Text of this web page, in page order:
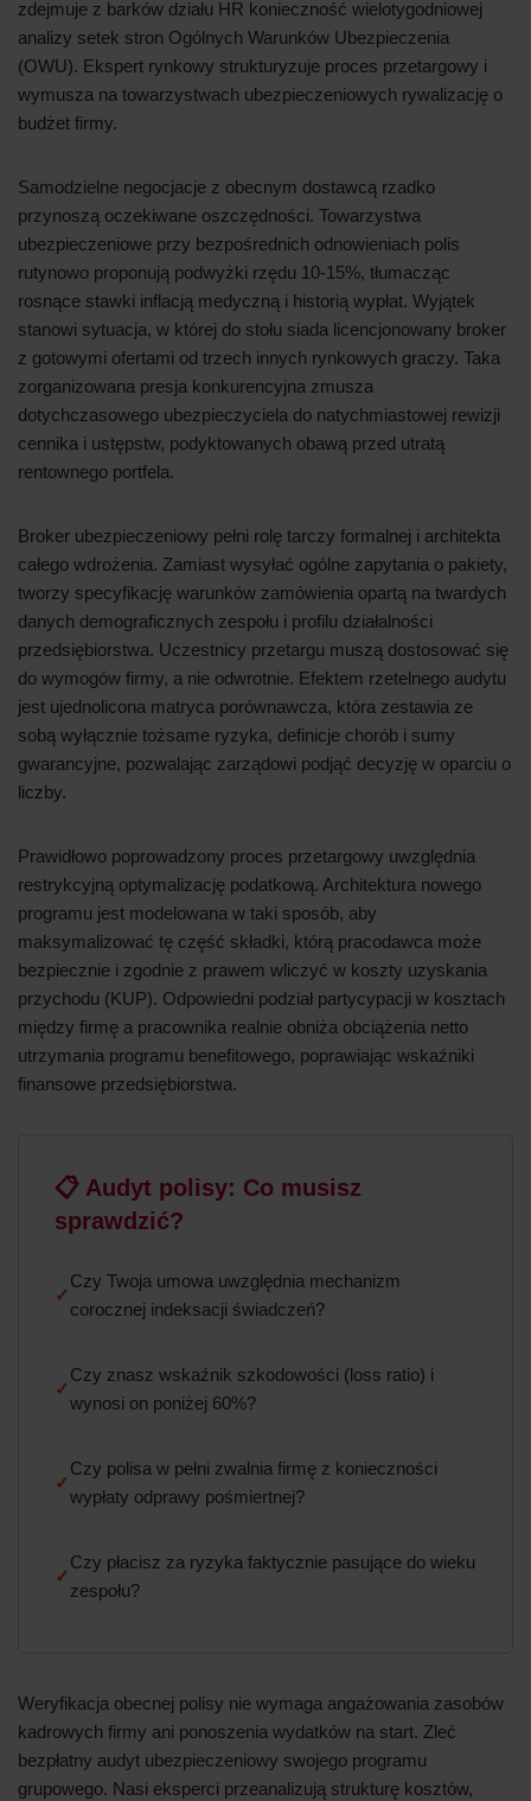
zdejmuje z barków działu HR konieczność wielotygodniowej
analizy setek stron Ogólnych Warunków Ubezpieczenia
(OWU). Ekspert rynkowy strukturyzuje proces przetargowy i
wymusza na towarzystwach ubezpieczeniowych rywalizację o
budżet firmy.
Samodzielne negocjacje z obecnym dostawcą rzadko
przynoszą oczekiwane oszczędności. Towarzystwa
ubezpieczeniowe przy bezpośrednich odnowieniach polis
rutynowo proponują podwyżki rzędu 10-15%, tłumacząc
rosnące stawki inflacją medyczną i historią wypłat. Wyjątek
stanowi sytuacja, w której do stołu siada licencjonowany broker
z gotowymi ofertami od trzech innych rynkowych graczy. Taka
zorganizowana presja konkurencyjna zmusza
dotychczasowego ubezpieczyciela do natychmiastowej rewizji
cennika i ustępstw, podyktowanych obawą przed utratą
rentownego portfela.
Broker ubezpieczeniowy pełni rolę tarczy formalnej i architekta
całego wdrożenia. Zamiast wysyłać ogólne zapytania o pakiety,
tworzy specyfikację warunków zamówienia opartą na twardych
danych demograficznych zespołu i profilu działalności
przedsiębiorstwa. Uczestnicy przetargu muszą dostosować się
do wymogów firmy, a nie odwrotnie. Efektem rzetelnego audytu
jest ujednolicona matryca porównawcza, która zestawia ze
sobą wyłącznie tożsame ryzyka, definicje chorób i sumy
gwarancyjne, pozwalając zarządowi podjąć decyzję w oparciu o
liczby.
Prawidłowo poprowadzony proces przetargowy uwzględnia
restrykcyjną optymalizację podatkową. Architektura nowego
programu jest modelowana w taki sposób, aby
maksymalizować tę część składki, którą pracodawca może
bezpiecznie i zgodnie z prawem wliczyć w koszty uzyskania
przychodu (KUP). Odpowiedni podział partycypacji w kosztach
między firmę a pracownika realnie obniża obciążenia netto
utrzymania programu benefitowego, poprawiając wskaźniki
finansowe przedsiębiorstwa.
📋 Audyt polisy: Co musisz
sprawdzić?
✓
Czy Twoja umowa uwzględnia mechanizm
corocznej indeksacji świadczeń?
✓
Czy znasz wskaźnik szkodowości (loss ratio) i
wynosi on poniżej 60%?
✓
Czy polisa w pełni zwalnia firmę z konieczności
wypłaty odprawy pośmiertnej?
✓
Czy płacisz za ryzyka faktycznie pasujące do wieku
zespołu?
Weryfikacja obecnej polisy nie wymaga angażowania zasobów
kadrowych firmy ani ponoszenia wydatków na start. Zleć
bezpłatny audyt ubezpieczeniowy swojego programu
grupowego. Nasi eksperci przeanalizują strukturę kosztów,